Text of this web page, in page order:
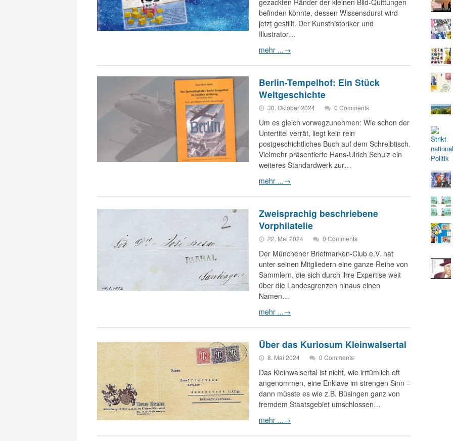
gezackten Ränder der kleinen Bild-Quittungen
befinden könnte, dessen Wissensdurst wird
jetzt gestillt. Der Kunsthistoriker und
Illustrator…
mehr ...→
Berlin-Tempelhof: Ein Stück
Weltgeschichte
30. Oktober 2024 0 Comments
Um es gleich vorwegzunehmen: Wie schon der
Untertitel verrät, liegt kein rein
postgeschichtliches Buch auf dem Schreibtisch.
Vielmehr präsentierte Hans-Ulrich Schulz ein
weiteres Standardwerk zur…
mehr ...→
Zweisprachig beschriebene
Vorphilatelie
22. Mai 2024 0 Comments
Der Münchener Briefmarken-Club e.V. hat
unter seinen Mitgliedern eine ganze Reihe von
Sammlern, die sich durch ihre Expertise weit
über die Landesgrenzen hinaus einen
Namen…
mehr ...→
Über das Kuriosum Kleinwalsertal
8. Mai 2024 0 Comments
Das Kleinwalsertal ist nicht, wie irrtümlich oft
angenommen, eine Enklave im strengen Sinn –
dann müsste es wie z.B. Büsingen ganz von
fremdem Staatsgebiet umschlossen…
mehr ...→